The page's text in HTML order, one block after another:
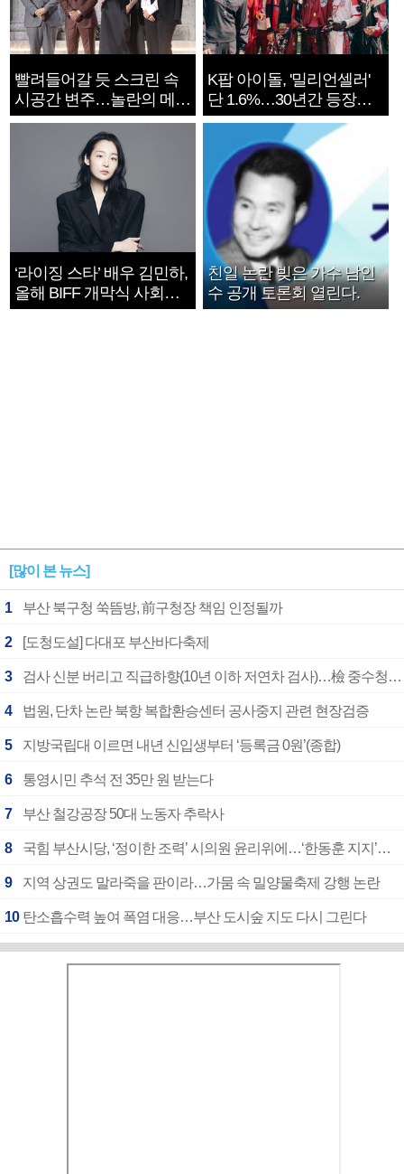
빨려들어갈 듯 스크린 속
시공간 변주…놀란의 메시
지는 ‘전쟁 속죄’
K팝 아이돌, '밀리언셀러'
단 1.6%…30년간 등장
1182개팀 전수조사
‘라이징 스타’ 배우 김민하,
올해 BIFF 개막식 사회자
확정
친일 논란 빚은 가수 남인
수 공개 토론회 열린다.
[많이 본 뉴스]
1 부산 북구청 쑥뜸방, 前구청장 책임 인정될까
2 [도청도설] 다대포 부산바다축제
3 검사 신분 버리고 직급하향(10년 이하 저연차 검사)…檢 중수청행 기피
4 법원, 단차 논란 북항 복합환승센터 공사중지 관련 현장검증
5 지방국립대 이르면 내년 신입생부터 ‘등록금 0원’(종합)
6 통영시민 추석 전 35만 원 받는다
7 부산 철강공장 50대 노동자 추락사
8 국힘 부산시당, ‘정이한 조력’ 시의원 윤리위에…‘한동훈 지지’도 신고접수
9 지역 상권도 말라죽을 판이라…가뭄 속 밀양물축제 강행 논란
10 탄소흡수력 높여 폭염 대응…부산 도시숲 지도 다시 그린다